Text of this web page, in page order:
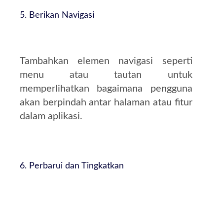
5. Berikan Navigasi
Tambahkan elemen navigasi seperti
menu atau tautan untuk
memperlihatkan bagaimana pengguna
akan berpindah antar halaman atau fitur
dalam aplikasi.
6. Perbarui dan Tingkatkan